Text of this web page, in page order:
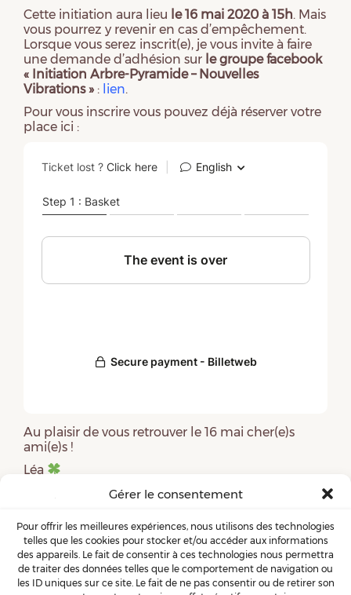
Gérer le consentement
Pour offrir les meilleures expériences, nous utilisons des technologies
telles que les cookies pour stocker et/ou accéder aux informations
des appareils. Le fait de consentir à ces technologies nous permettra
de traiter des données telles que le comportement de navigation ou
les ID uniques sur ce site. Le fait de ne pas consentir ou de retirer son
Cette initiation aura lieu le 16 mai 2020 à 15h. Mais
vous pourrez y revenir en cas d’empêchement.
Lorsque vous serez inscrit(e), je vous invite à faire
une demande d’adhésion sur le groupe facebook
« Initiation Arbre-Pyramide – Nouvelles
Vibrations » : lien.
Pour vous inscrire vous pouvez déjà réserver votre
place ici :
Au plaisir de vous retrouver le 16 mai cher(e)s
ami(e)s !
Léa